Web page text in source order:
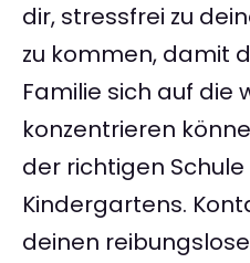
dir, stressfrei zu
zu kommen, damit
Familie sich auf die
konzentrieren
der richtigen
Kindergartens.
deinen